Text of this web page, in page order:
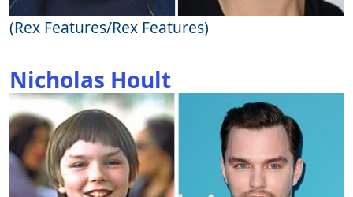
(Rex Features/Rex Features)
Nicholas Hoult